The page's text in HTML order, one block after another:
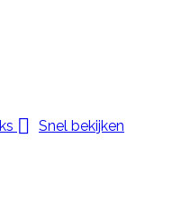

Snel bekijken